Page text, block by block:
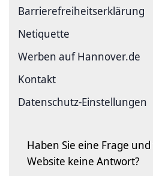
Barriere­freiheits­erklärung
Netiquette
Werben auf Hannover.de
Kontakt
Datenschutz-Einstellungen
Haben Sie eine Frage
Website keine Antwort?